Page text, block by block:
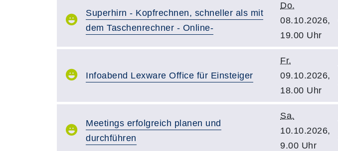
Superhirn - Kopfrechnen, schneller als mit
dem Taschenrechner - Online-
Do.
08.10.2026,
19.00 Uhr
Infoabend Lexware Office für Einsteiger
Fr.
09.10.2026,
18.00 Uhr
Meetings erfolgreich planen und
durchführen
Sa.
10.10.2026,
9.00 Uhr